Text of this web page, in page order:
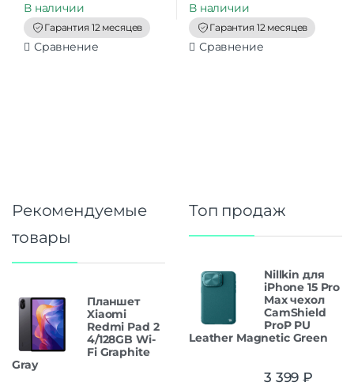
t
o
f
5
В наличии
Гарантия 12 месяцев
Сравнение
t
o
f
5
В наличии
Гарантия 12 месяцев
Сравнение
Рекомендуемые
товары
Планшет
Xiaomi
Redmi Pad 2
4/128GB Wi-
Fi Graphite
Gray
Топ продаж
Nillkin для
iPhone 15 Pro
Max чехол
CamShield
ProP PU
Leather Magnetic Green
3 399 ₽